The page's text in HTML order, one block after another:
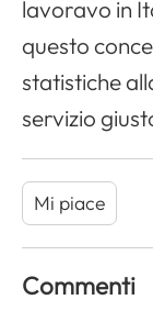
lavoravo in
questo
statistiche
servizio
Mi piace
Commenti